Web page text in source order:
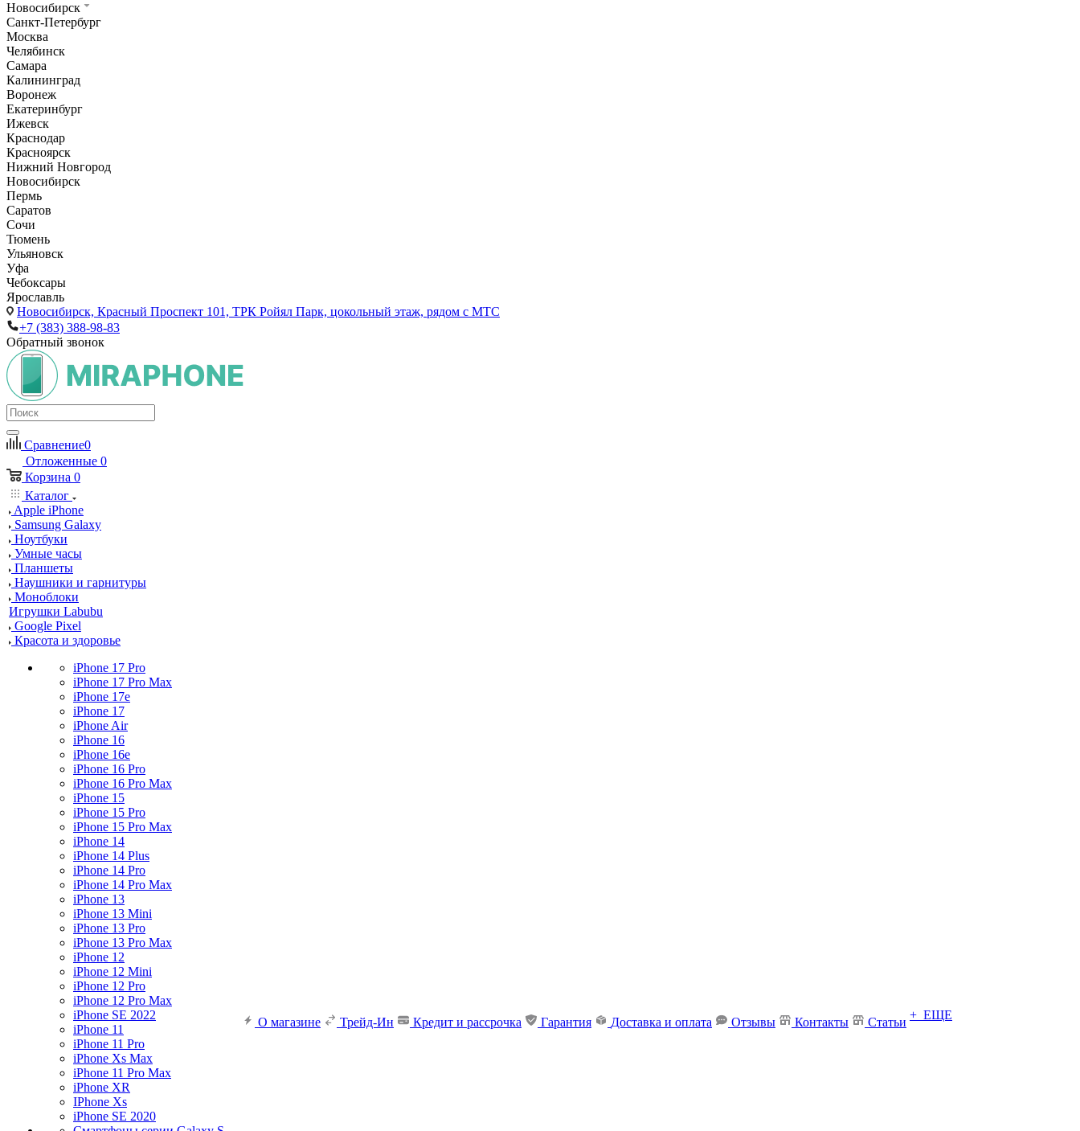
Новосибирск
Санкт-Петербург
Москва
Челябинск
Самара
Калининград
Воронеж
Екатеринбург
Ижевск
Краснодар
Красноярск
Нижний Новгород
Новосибирск
Пермь
Саратов
Сочи
Тюмень
Ульяновск
Уфа
Чебоксары
Ярославль
Новосибирск, Красный Проспект 101, ТРК Ройял Парк, цокольный этаж, рядом с МТС
+7 (383) 388-98-83
Обратный звонок
Сравнение0
Отложенные 0
Корзина 0
Каталог
Apple iPhone
Samsung Galaxy
Ноутбуки
Умные часы
Планшеты
Наушники и гарнитуры
Моноблоки
Игрушки Labubu
Google Pixel
Красота и здоровье
iPhone 17 Pro
iPhone 17 Pro Max
iPhone 17e
iPhone 17
iPhone Air
iPhone 16
iPhone 16e
iPhone 16 Pro
iPhone 16 Pro Max
iPhone 15
iPhone 15 Pro
iPhone 15 Pro Max
iPhone 14
iPhone 14 Plus
iPhone 14 Pro
iPhone 14 Pro Max
iPhone 13
iPhone 13 Mini
iPhone 13 Pro
iPhone 13 Pro Max
iPhone 12
iPhone 12 Mini
iPhone 12 Pro
iPhone 12 Pro Max
iPhone SE 2022
iPhone 11
iPhone 11 Pro
iPhone Xs Max
iPhone 11 Pro Max
iPhone XR
IPhone Xs
iPhone SE 2020
О магазине Трейд-Ин Кредит и рассрочка Гарантия Доставка и оплата Отзывы Контакты Статьи
+ ЕЩЕ